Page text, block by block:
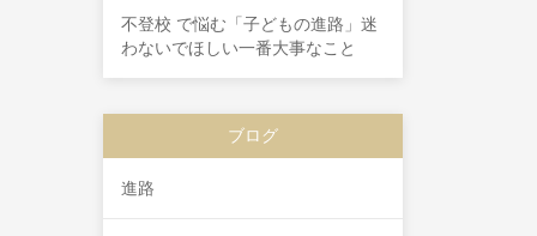
不登校 で悩む「子どもの進路」迷
わないでほしい一番大事なこと
ブログ
進路